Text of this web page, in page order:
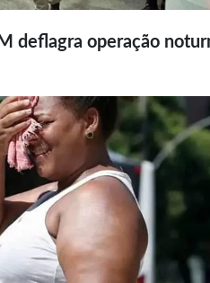
deflagra operação